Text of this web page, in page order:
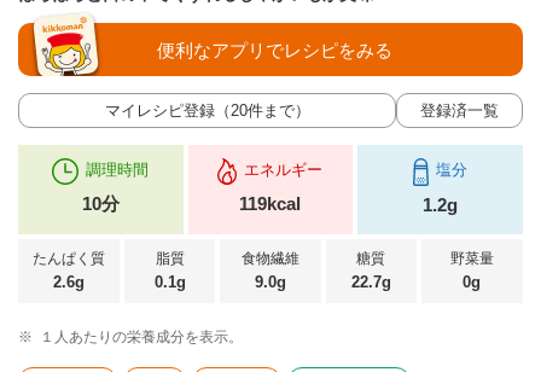
マイレシピ登録（20件まで） 登録済一覧
便利なアプリでレシピをみる
調理時間
10分
エネルギー
119kcal
塩分
1.2g
たんぱく質
2.6g
脂質
0.1g
食物繊維
9.0g
糖質
22.7g
野菜量
0g
※ １人あたりの栄養成分を表示。